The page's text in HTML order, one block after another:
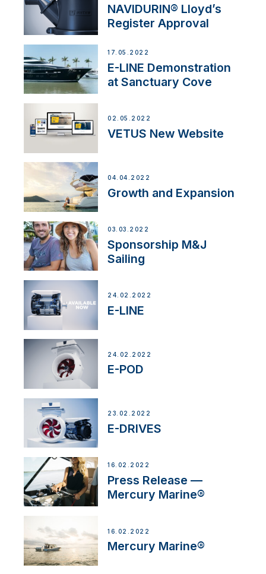
NAVIDURIN® Lloyd’s
Register Approval
17.05.2022
E-LINE Demonstration
at Sanctuary Cove
02.05.2022
VETUS New Website
04.04.2022
Growth and Expansion
03.03.2022
Sponsorship M&J
Sailing
24.02.2022
E-LINE
24.02.2022
E-POD
23.02.2022
E-DRIVES
16.02.2022
Press Release —
Mercury Marine®
16.02.2022
Mercury Marine®